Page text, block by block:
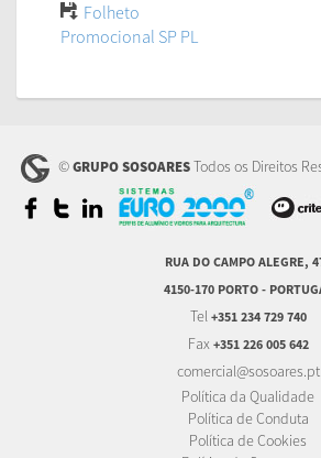
Folheto
Promocional SP PL
©GRUPO SOSOARESTodos os Direitos
RUA DO CAMPO ALEGRE,
4150-170 PORTO -
Tel +351 234 729 740
Fax +351 226 005 642
comercial@sosoares.pt
Política da Qualidade
Política de Conduta
Política de Cookies